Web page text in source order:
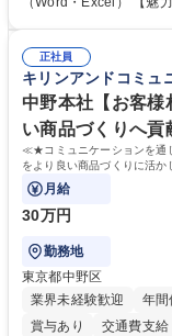
両立が可能 ■有給取得
のOJTで業務を習得可能、未
歴：大学院 大学 高専 短
正社員
キリンアンドコミュ
中野本社【お客様
い商品づくりへ貢
≪★コミュニケーションを通
をより良い商品づくりに活か
月給
30万円
勤務地
東京都中野区
業界未経験歓迎
年間
賞与あり
交通費支給